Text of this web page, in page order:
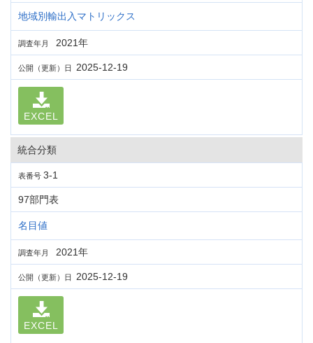
地域別輸出入マトリックス
調査年月 2021年
公開（更新）日 2025-12-19
EXCEL
統合分類
表番号 3-1
97部門表
名目値
調査年月 2021年
公開（更新）日 2025-12-19
EXCEL